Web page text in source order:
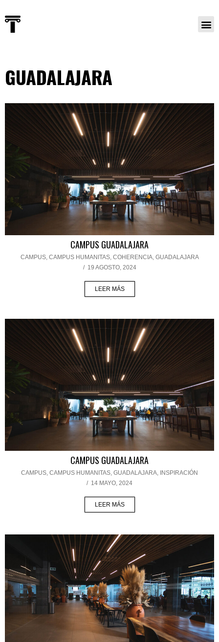
GUADALAJARA
CAMPUS GUADALAJARA
CAMPUS, CAMPUS HUMANITAS, COHERENCIA, GUADALAJARA
/ 19 AGOSTO, 2024
LEER MÁS
CAMPUS GUADALAJARA
CAMPUS, CAMPUS HUMANITAS, GUADALAJARA, INSPIRACIÓN
/ 14 MAYO, 2024
LEER MÁS